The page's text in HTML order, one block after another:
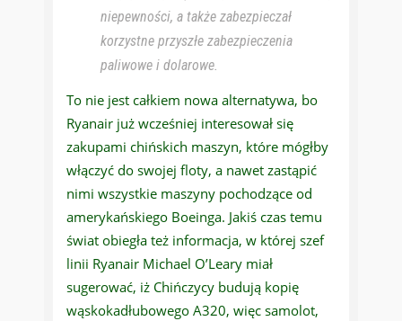
niepewności, a także zabezpieczał
korzystne przyszłe zabezpieczenia
paliwowe i dolarowe.
To nie jest całkiem nowa alternatywa, bo
Ryanair już wcześniej interesował się
zakupami chińskich maszyn, które mógłby
włączyć do swojej floty, a nawet zastąpić
nimi wszystkie maszyny pochodzące od
amerykańskiego Boeinga. Jakiś czas temu
świat obiegła też informacja, w której szef
linii Ryanair Michael O’Leary miał
sugerować, iż Chińczycy budują kopię
wąskokadłubowego A320, więc samolot,